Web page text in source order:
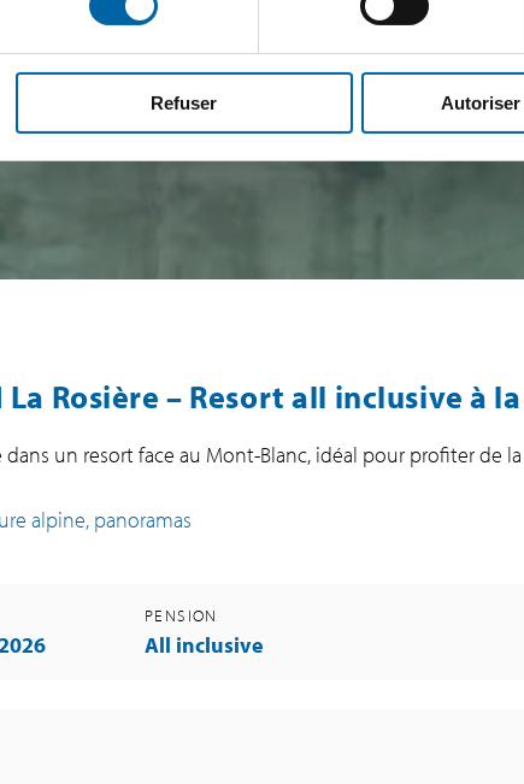
Refuser Autoriser
Rosière – Resort all inclusive à
dans un resort face au Mont-Blanc, idéal pour profiter de
alpine, panoramas
PENSION
All inclusive